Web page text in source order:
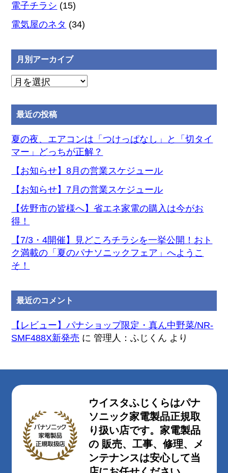
電子チラシ (15)
電気屋のネタ (34)
月別アーカイブ
月
ア
ー
カ
イ
ブ
最近の投稿
夏の夜、エアコンは「つけっぱなし」と「切タイ
マー」どっちが正解？
【お知らせ】8月の営業スケジュール
【お知らせ】7月の営業スケジュール
【佐野市の皆様へ】省エネ家電の購入は今がお
得！
【7/3・4開催】見どころチラシを一挙公開！おト
ク満載の「夏のパナソニックフェア」へようこ
そ！
最近のコメント
【レビュー】パナショップ限定・真ん中野菜/NR-
SMF488X新発売 に管理人：ふじくん より
ウイスタふじくらはパナ
ソニック家電製品正規取
り扱い店です。家電製品
の 販売、工事、修理、メ
ンテナンスは安心して当